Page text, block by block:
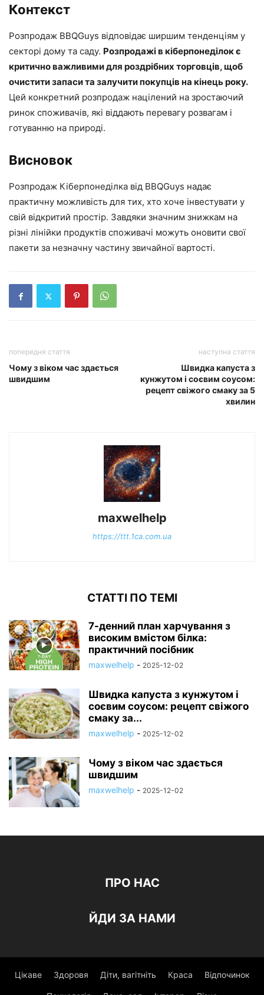
Контекст
Розпродаж BBQGuys відповідає ширшим тенденціям у
секторі дому та саду. Розпродажі в кіберпонеділок є
критично важливими для роздрібних торговців, щоб
очистити запаси та залучити покупців на кінець року.
Цей конкретний розпродаж націлений на зростаючий
ринок споживачів, які віддають перевагу розвагам і
готуванню на природі.
Висновок
Розпродаж Кіберпонеділка від BBQGuys надає
практичну можливість для тих, хто хоче інвестувати у
свій відкритий простір. Завдяки значним знижкам на
різні лінійки продуктів споживачі можуть оновити свої
пакети за незначну частину звичайної вартості.
попередня стаття
Чому з віком час здається
швидшим
наступна стаття
Швидка капуста з
кунжутом і соєвим соусом:
рецепт свіжого смаку за 5
хвилин
maxwelhelp
https://ttt.1ca.com.ua
СТАТТІ ПО ТЕМІ
7-денний план харчування з
високим вмістом білка:
практичний посібник
maxwelhelp - 2025-12-02
Швидка капуста з кунжутом і
соєвим соусом: рецепт свіжого
смаку за...
maxwelhelp - 2025-12-02
Чому з віком час здається
швидшим
maxwelhelp - 2025-12-02
ПРО НАС
ЙДИ ЗА НАМИ
Цікаве Здоровя Діти, вагітніть Краса Відпочинок